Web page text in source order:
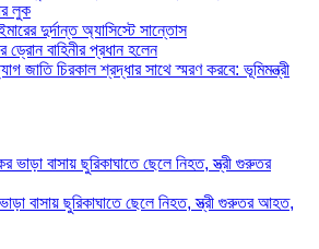
লুক
দুর্দান্ত অ্যাসিস্টে সান্তোস
ড্রোন বাহিনীর প্রধান হলেন
জাতি চিরকাল শ্রদ্ধার সাথে স্মরণ করবে: ভূমিমন্ত্রী
ভাড়া বাসায় ছুরিকাঘাতে ছেলে নিহত, স্ত্রী গুরুতর আহত,